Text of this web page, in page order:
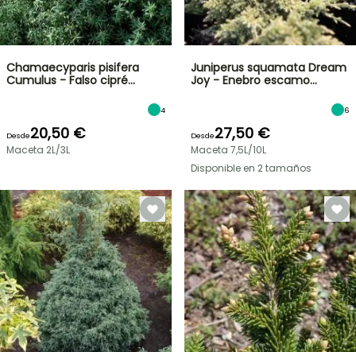
Chamaecyparis pisifera
Cumulus - Falso cipré…
4
Desde20,50 €
Maceta 2L/3L
Juniperus squamata Dream
Joy - Enebro escamo…
6
Desde27,50 €
Maceta 7,5L/10L
Disponible en 2 tamaños